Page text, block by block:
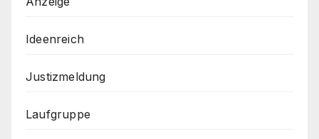
Ideenreich
Justizmeldung
Laufgruppe